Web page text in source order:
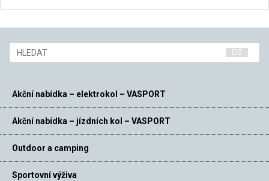
Akční nabídka – elektrokol – VASPORT
Akční nabídka – jízdních kol – VASPORT
Outdoor a camping
Sportovní výživa